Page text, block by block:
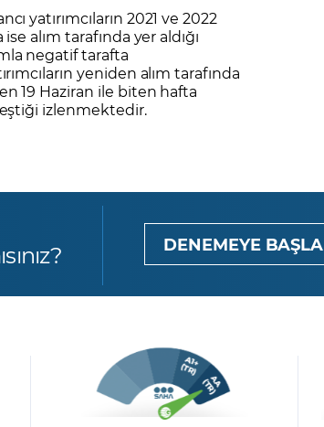
yatırımcıların 2021 ve 2022
alım tarafında yer aldığı
negatif tarafta
yeniden alım tarafında
19 Haziran ile biten hafta
izlenmektedir.
DENEMEYE BAŞLA